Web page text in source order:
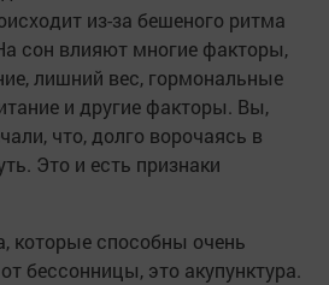
из-за бешеного ритма
сон влияют многие факторы,
лишний вес, гормональные
и другие факторы. Вы,
что, долго ворочаясь в
Это и есть признаки
которые способны очень
бессонницы, это акупунктура.